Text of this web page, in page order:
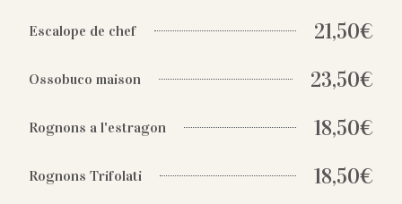
Escalope de chef 21,50€
Ossobuco maison 23,50€
Rognons a l'estragon 18,50€
Rognons Trifolati 18,50€